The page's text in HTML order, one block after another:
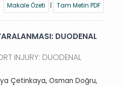
Makale Özeti
| Tam Metin PDF
DUODENAL
INJURY: DUODENAL
Çetinkaya, Osman Doğru,